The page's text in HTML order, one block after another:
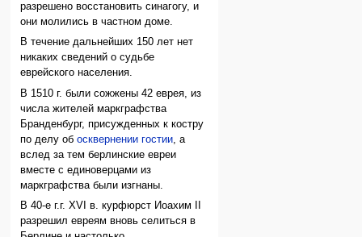
разрешено восстановить синагогу, и
они молились в частном доме.
В течение дальнейших 150 лет нет
никаких сведений ο судьбе
еврейского населения.
В 1510 г. были сожжены 42 еврея, из
числа жителей маркграфства
Бранденбург, присужденных к костру
по делу обосквернении гостии , а
вслед за тем берлинские евреи
вместе с единоверцами из
маркграфства были изгнаны.
В 40-е г.г. XVI в. курфюрст Иоахим II
разрешил евреям вновь селиться в